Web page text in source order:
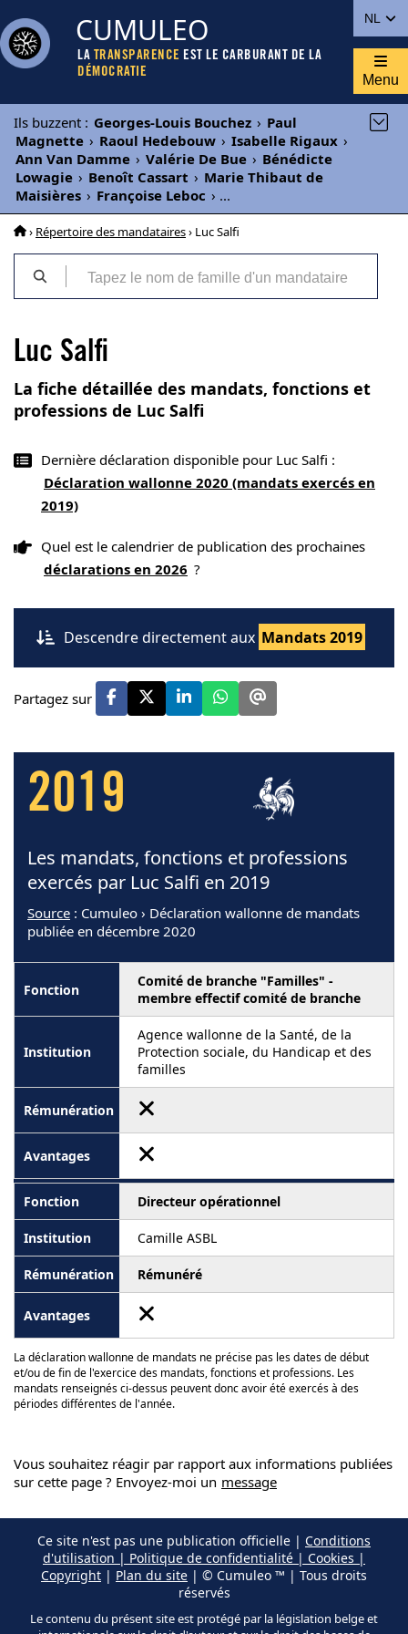
NL
CUMULEO
LA TRANSPARENCE EST LE CARBURANT DE LA
DÉMOCRATIE
Menu
Ils buzzent : Georges-Louis Bouchez › Paul
Magnette › Raoul Hedebouw › Isabelle Rigaux ›
Ann Van Damme › Valérie De Bue › Bénédicte
Lowagie › Benoît Cassart › Marie Thibaut de
Maisières › Françoise Leboc › ...
› Répertoire des mandataires› Luc Salfi
Luc Salfi
La fiche détaillée des mandats, fonctions et
professions de Luc Salfi
Dernière déclaration disponible pour Luc Salfi :
Déclaration wallonne 2020 (mandats exercés en
2019)
Quel est le calendrier de publication des prochaines
déclarations en 2026 ?
Descendre directement aux Mandats 2019
Partagez sur
2019
Les mandats, fonctions et professions
exercés par Luc Salfi en 2019
Source : Cumuleo › Déclaration wallonne de mandats
publiée en décembre 2020
Comité de branche "Familles" -
membre effectif comité de branche
Agence wallonne de la Santé, de la
Protection sociale, du Handicap et des
familles
Directeur opérationnel
Camille ASBL
Rémunéré
La déclaration wallonne de mandats ne précise pas les dates de début
et/ou de fin de l'exercice des mandats, fonctions et professions. Les
mandats renseignés ci-dessus peuvent donc avoir été exercés à des
périodes différentes de l'année.
Vous souhaitez réagir par rapport aux informations publiées
sur cette page ? Envoyez-moi un message
Ce site n'est pas une publication officielle | Conditions
d'utilisation | Politique de confidentialité | Cookies |
Copyright | Plan du site | © Cumuleo ™ | Tous droits
réservés
Le contenu du présent site est protégé par la législation belge et